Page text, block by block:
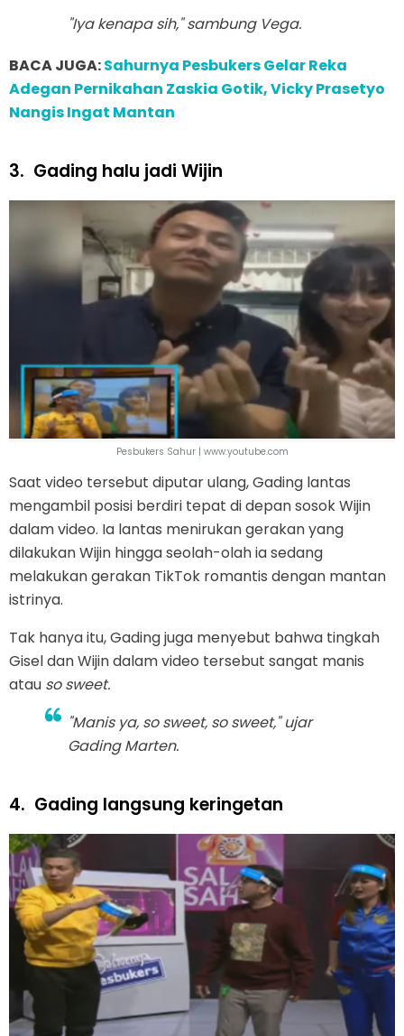
"Iya kenapa sih," sambung Vega.
BACA JUGA:Sahurnya Pesbukers Gelar Reka
Adegan Pernikahan Zaskia Gotik, Vicky Prasetyo
Nangis Ingat Mantan
3. Gading halu jadi Wijin
Pesbukers Sahur | www.youtube.com
Saat video tersebut diputar ulang, Gading lantas
mengambil posisi berdiri tepat di depan sosok Wijin
dalam video. Ia lantas menirukan gerakan yang
dilakukan Wijin hingga seolah-olah ia sedang
melakukan gerakan TikTok romantis dengan mantan
istrinya.
Tak hanya itu, Gading juga menyebut bahwa tingkah
Gisel dan Wijin dalam video tersebut sangat manis
atau so sweet.
"Manis ya, so sweet, so sweet," ujar
Gading Marten.
4. Gading langsung keringetan